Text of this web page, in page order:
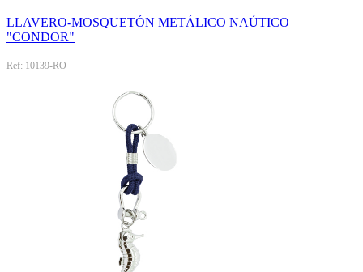
LLAVERO-MOSQUETÓN METÁLICO NAÚTICO
"CONDOR"
Ref: 10139-RO